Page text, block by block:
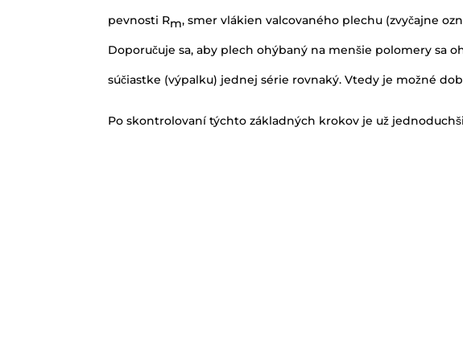
pevnosti Rm, smer vlákien valcovaného plechu (zvyčajne
Doporučuje sa, aby plech ohýbaný na menšie polomery sa
súčiastke (výpalku) jednej série rovnaký. Vtedy je možné
Po skontrolovaní týchto základných krokov je už